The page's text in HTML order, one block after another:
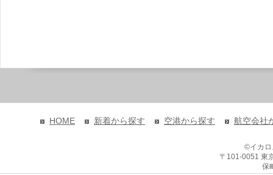
HOME 新着から探す 空港から探す 航空会社
©イカ
〒101-0051 東
保